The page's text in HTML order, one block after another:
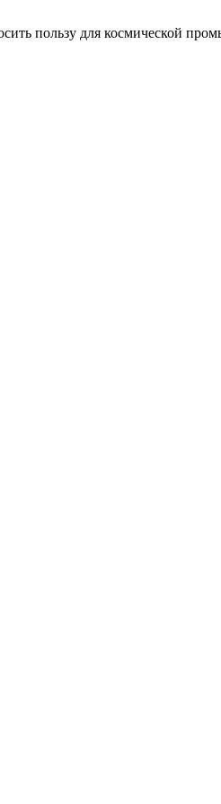
пользу для космической